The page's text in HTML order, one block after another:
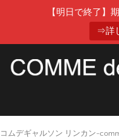
【明日で終了】
⇒詳
コムデギャルソン リンカン-